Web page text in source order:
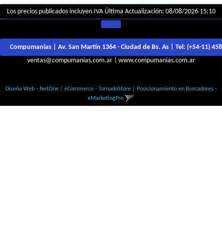
Los precios publicados incluyen IVA Última Actualización: 08/08/2026 15:10
Compumanias | Av. San Martín 1364 - Ciudad de Bs. As | Tel: (+54-11)
ventas@compumanias.com.ar| www.compumanias.com.ar
Diseño Web - NetOne| eCommerce - TornadoStore| Posicionamiento en Buscadores -
eMarketingPro